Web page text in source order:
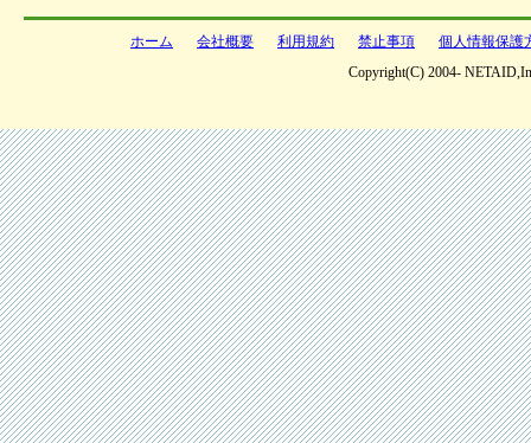
ホーム 会社概要 利用規約 禁止事項
個人情報保護
Copyright(C) 2004-